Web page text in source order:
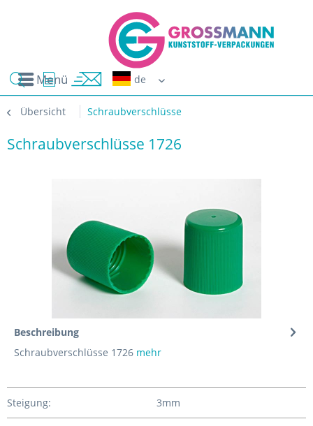
Menü
Übersicht Schraubverschlüsse
Schraubverschlüsse 1726
Beschreibung
Schraubverschlüsse 1726 mehr
Steigung: 3mm